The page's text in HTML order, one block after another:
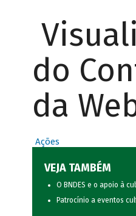
do
da
Ações
VEJA TAMBÉM
O BNDES e o apoio à
Patrocínio a eventos